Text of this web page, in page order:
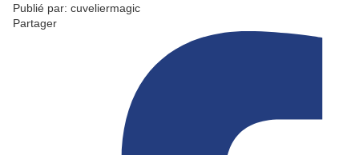
Publié par: cuveliermagic
Partager